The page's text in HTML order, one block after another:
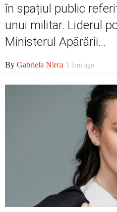
Contact
în spațiul public
unui militar. Liderul
Ministerul Apărării...
By Gabriela Nirca 3 luni ago